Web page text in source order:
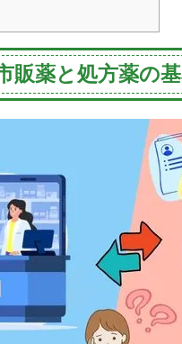
販薬と処方薬の